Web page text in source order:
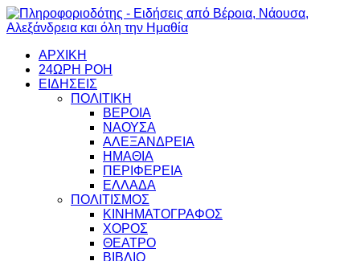
ΑΡΧΙΚΗ
24ΩΡΗ ΡΟΗ
ΕΙΔΗΣΕΙΣ
ΠΟΛΙΤΙΚΗ
ΒΕΡΟΙΑ
ΝΑΟΥΣΑ
ΑΛΕΞΑΝΔΡΕΙΑ
ΗΜΑΘΙΑ
ΠΕΡΙΦΕΡΕΙΑ
ΕΛΛΑΔΑ
ΠΟΛΙΤΙΣΜΟΣ
ΚΙΝΗΜΑΤΟΓΡΑΦΟΣ
ΧΟΡΟΣ
ΘΕΑΤΡΟ
ΒΙΒΛΙΟ